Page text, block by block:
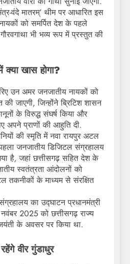
वंदे मातरम्’ थीम पर आधारित इस
को समर्पित देश के पहले
भी भव्य रूप में प्रस्तुत की
क्या खास होगा?
उन अमर जनजातीय नायकों को
की जाएगी, जिन्होंने ब्रिटिश शासन
के विरुद्ध संघर्ष किया और
अपने प्राणों की आहुति दी.
की स्मृति में नवा रायपुर अटल
जनजातीय डिजिटल संग्रहालय
है, जहां छत्तीसगढ़ सहित देश के
स्वतंत्रता आंदोलनों को
तकनीकों के माध्यम से संरक्षित
का उद्घाटन प्रधानमंत्री
2025 को छत्तीसगढ़ राज्य
के अवसर पर किया था.
वीर गुंडाधुर